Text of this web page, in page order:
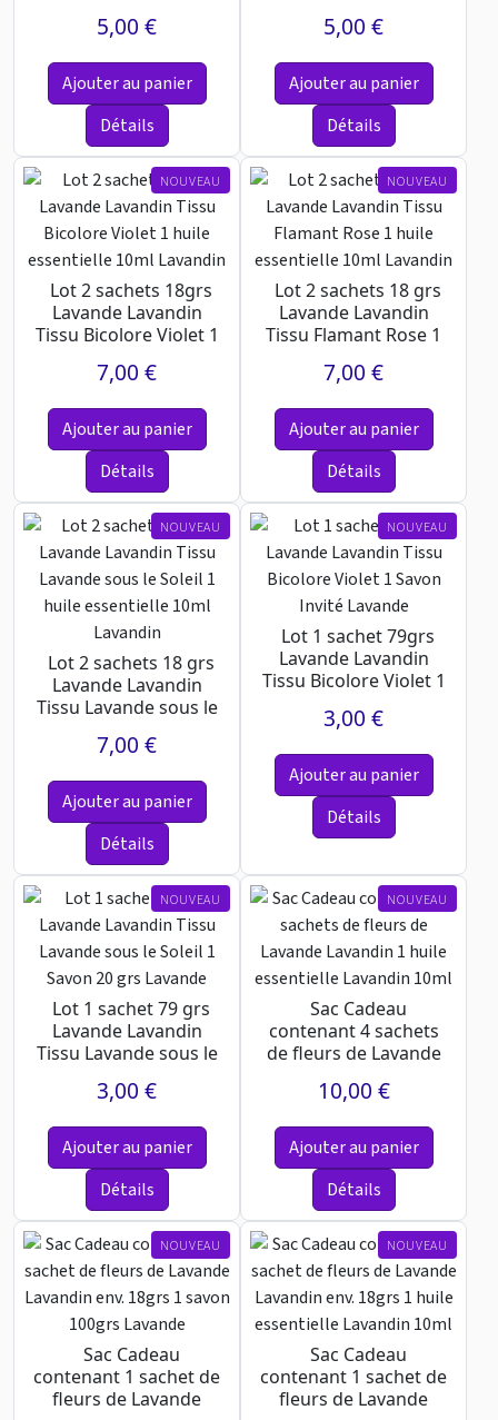
Lavande
5,00 €
Ajouter au panier
Détails
5,00 €
Ajouter au panier
Détails
NOUVEAU
Lot 2 sachets 18grs
Lavande Lavandin
Tissu Bicolore Violet 1
7,00 €
Ajouter au panier
Détails
NOUVEAU
Lot 2 sachets 18 grs
Lavande Lavandin
Tissu Flamant Rose 1
7,00 €
Ajouter au panier
Détails
NOUVEAU
Lot 2 sachets 18 grs
Lavande Lavandin
Tissu Lavande sous le
7,00 €
Ajouter au panier
Détails
NOUVEAU
Lot 1 sachet 79grs
Lavande Lavandin
Tissu Bicolore Violet 1
3,00 €
Ajouter au panier
Détails
NOUVEAU
Lot 1 sachet 79 grs
Lavande Lavandin
Tissu Lavande sous le
3,00 €
Ajouter au panier
Détails
NOUVEAU
Sac Cadeau
contenant 4 sachets
de fleurs de Lavande
essentie...
10,00 €
Ajouter au panier
Détails
NOUVEAU
Sac Cadeau
contenant 1 sachet de
fleurs de Lavande
NOUVEAU
Sac Cadeau
contenant 1 sachet de
fleurs de Lavande